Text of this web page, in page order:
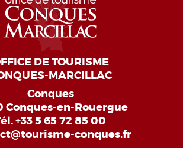
DE TOURISME
MARCILLAC
Conques
Conques-en-Rouergue
+33 5 65 72 85 00
conques.fr